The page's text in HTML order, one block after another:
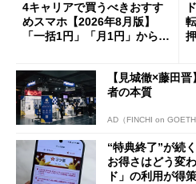
4キャリアで買うべきおすす
めスマホ【2026年8月版】
「一括1円」「月1円」からお
【見城徹×藤田
者の本質
AD（FINCHI on
“特典終了”が続
お得さはどう変
ド」の利用が得